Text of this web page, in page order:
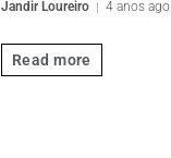
Jandir Loureiro
4 anos ago
Read more